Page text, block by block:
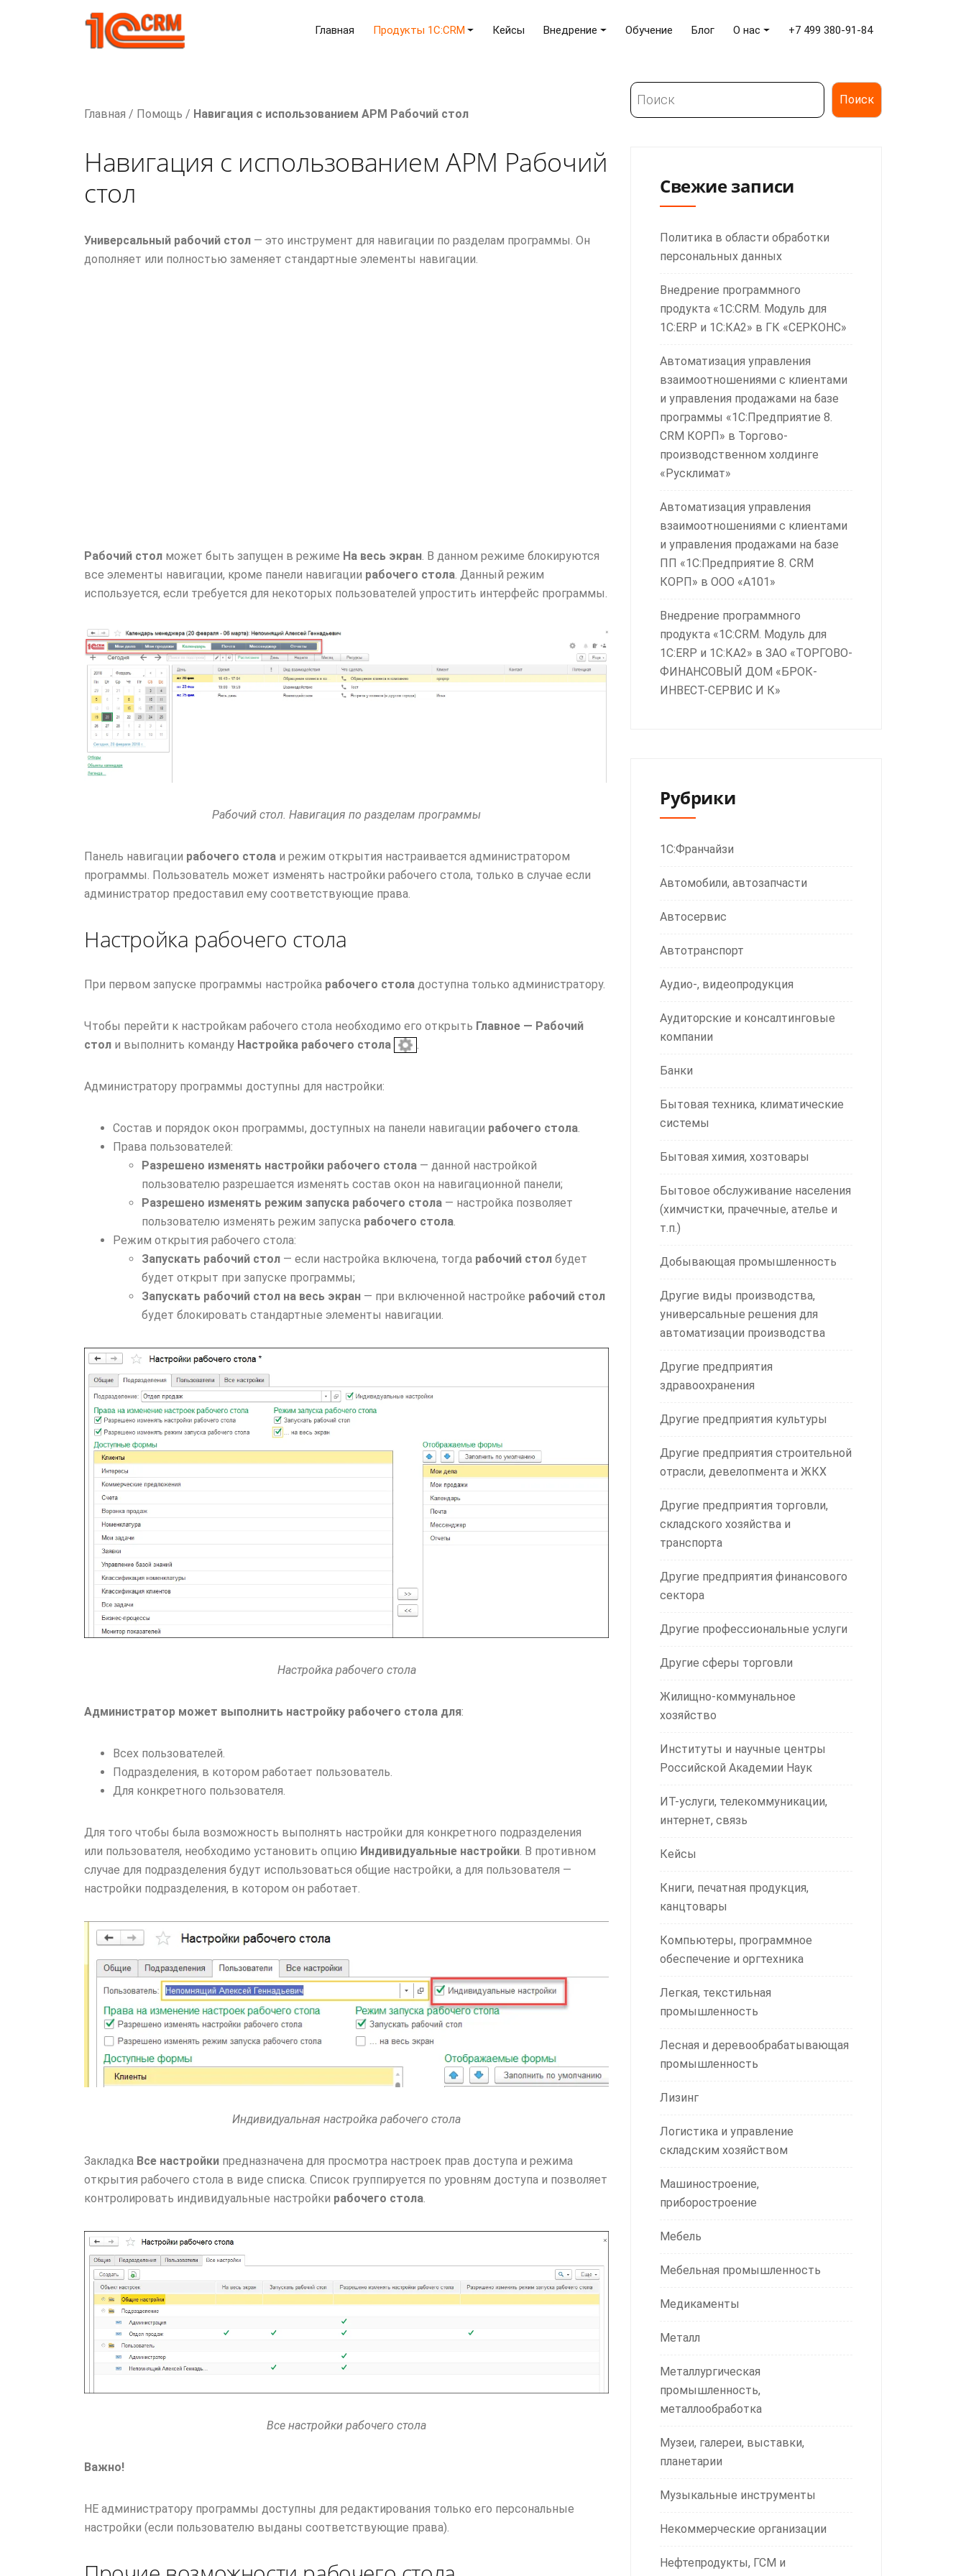
Главная Продукты 1C:CRM Кейсы Внедрение Обучение Блог О нас +7 499 380-91-84
Главная / Помощь / Навигация с использованием АРМ Рабочий стол
Навигация с использованием АРМ Рабочий
стол
Универсальный рабочий стол — это инструмент для навигации по разделам программы. Он
дополняет или полностью заменяет стандартные элементы навигации.
Рабочий стол может быть запущен в режиме На весь экран. В данном режиме блокируются
все элементы навигации, кроме панели навигации рабочего стола. Данный режим
используется, если требуется для некоторых пользователей упростить интерфейс программы.
Рабочий стол. Навигация по разделам программы
Панель навигации рабочего стола и режим открытия настраивается администратором
программы. Пользователь может изменять настройки рабочего стола, только в случае если
администратор предоставил ему соответствующие права.
Настройка рабочего стола
При первом запуске программы настройка рабочего стола доступна только администратору.
Чтобы перейти к настройкам рабочего стола необходимо его открыть Главное — Рабочий
стол и выполнить команду Настройка рабочего стола
Администратору программы доступны для настройки:
Состав и порядок окон программы, доступных на панели навигации рабочего стола
Права пользователей:
Разрешено изменять настройки рабочего стола — данной настройкой
пользователю разрешается изменять состав окон на навигационной панели;
Разрешено изменять режим запуска рабочего стола — настройка позволяет
пользователю изменять режим запуска рабочего стола
Режим открытия рабочего стола:
Запускать рабочий стол — если настройка включена, тогда рабочий стол будет
будет открыт при запуске программы;
Запускать рабочий стол на весь экран — при включенной настройке рабочий стол
будет блокировать стандартные элементы навигации.
Настройка рабочего стола
Администратор может выполнить настройку рабочего стола для:
Всех пользователей.
Подразделения, в котором работает пользователь.
Для конкретного пользователя.
Для того чтобы была возможность выполнять настройки для конкретного подразделения
или пользователя, необходимо установить опцию Индивидуальные настройки. В противном
случае для подразделения будут использоваться общие настройки, а для пользователя —
настройки подразделения, в котором он работает.
Индивидуальная настройка рабочего стола
Закладка Все настройки предназначена для просмотра настроек прав доступа и режима
открытия рабочего стола в виде списка. Список группируется по уровням доступа и позволяет
контролировать индивидуальные настройки рабочего стола
Все настройки рабочего стола
Важно!
НЕ администратору программы доступны для редактирования только его персональные
настройки (если пользователю выданы соответствующие права).
Поиск
Поиск
Свежие записи
Политика в области обработки
персональных данных
Внедрение программного
продукта «1С:CRM. Модуль для
1С:ERP и 1С:КА2» в ГК «СЕРКОНС»
Автоматизация управления
взаимоотношениями с клиентами
и управления продажами на базе
программы «1С:Предприятие 8.
CRM КОРП» в Торгово-
производственном холдинге
«Русклимат»
Автоматизация управления
взаимоотношениями с клиентами
и управления продажами на базе
ПП «1С:Предприятие 8. CRM
КОРП» в ООО «А101»
Внедрение программного
продукта «1С:CRM. Модуль для
1С:ERP и 1С:КА2» в ЗАО «ТОРГОВО-
ФИНАНСОВЫЙ ДОМ «БРОК-
ИНВЕСТ-СЕРВИС И К»
Рубрики
1С:Франчайзи
Автомобили, автозапчасти
Автосервис
Автотранспорт
Аудио-, видеопродукция
Аудиторские и консалтинговые
компании
Банки
Бытовая техника, климатические
системы
Бытовая химия, хозтовары
Бытовое обслуживание населения
(химчистки, прачечные, ателье и
т.п.)
Добывающая промышленность
Другие виды производства,
универсальные решения для
автоматизации производства
Другие предприятия
здравоохранения
Другие предприятия культуры
Другие предприятия строительной
отрасли, девелопмента и ЖКХ
Другие предприятия торговли,
складского хозяйства и
транспорта
Другие предприятия финансового
сектора
Другие профессиональные услуги
Другие сферы торговли
Жилищно-коммунальное
хозяйство
Институты и научные центры
Российской Академии Наук
ИТ-услуги, телекоммуникации,
интернет, связь
Кейсы
Книги, печатная продукция,
канцтовары
Компьютеры, программное
обеспечение и оргтехника
Легкая, текстильная
промышленность
Лесная и деревообрабатывающая
промышленность
Лизинг
Логистика и управление
складским хозяйством
Машиностроение,
приборостроение
Мебель
Мебельная промышленность
Медикаменты
Металл
Металлургическая
промышленность,
металлообработка
Музеи, галереи, выставки,
планетарии
Музыкальные инструменты
Некоммерческие организации
Нефтепродукты, ГСМ и